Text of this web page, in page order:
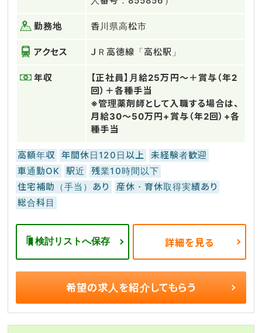
勤務地 香川県高松市
アクセス ＪＲ高徳線「高松駅」
年収
【正社員】月給25万円～＋賞与（年2
回）＋各種手当
※管理薬剤師として入職する場合は、
月給30～50万円+賞与（年2回）+各
種手当
高額年収 年間休日120日以上
未経験者歓迎
車通勤OK
駅近
残業10時間以下
住宅補助（手当）あり
産休・育休取得実績あり
総合科目
検討リストへ保存 詳細を見る
希望の求人を紹介してもらう